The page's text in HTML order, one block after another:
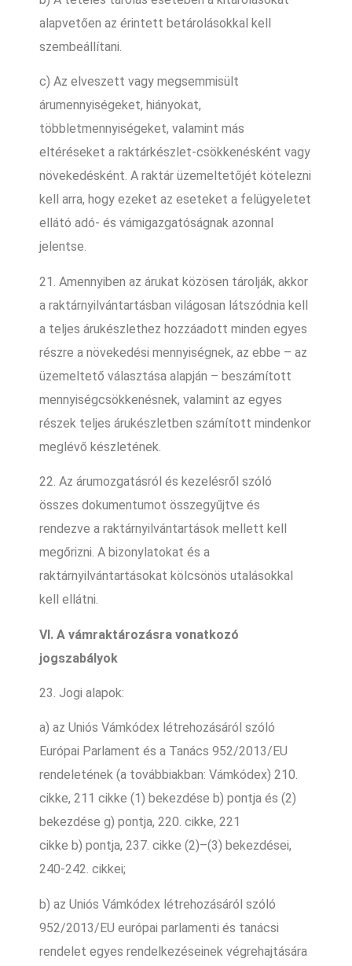
alapvetően az érintett betárolásokkal kell
szembeállítani.
c) Az elveszett vagy megsemmisült
árumennyiségeket, hiányokat,
többletmennyiségeket, valamint más
eltéréseket a raktárkészlet-csökkenésként vagy
növekedésként. A raktár üzemeltetőjét kötelezni
kell arra, hogy ezeket az eseteket a felügyeletet
ellátó adó- és vámigazgatóságnak azonnal
jelentse.
21. Amennyiben az árukat közösen tárolják, akkor
a raktárnyilvántartásban világosan látszódnia kell
a teljes árukészlethez hozzáadott minden egyes
részre a növekedési mennyiségnek, az ebbe – az
üzemeltető választása alapján – beszámított
mennyiségcsökkenésnek, valamint az egyes
részek teljes árukészletben számított mindenkor
meglévő készletének.
22. Az árumozgatásról és kezelésről szóló
összes dokumentumot összegyűjtve és
rendezve a raktárnyilvántartások mellett kell
megőrizni. A bizonylatokat és a
raktárnyilvántartásokat kölcsönös utalásokkal
kell ellátni.
VI. A vámraktározásra vonatkozó
jogszabályok
23. Jogi alapok:
a) az Uniós Vámkódex létrehozásáról szóló
Európai Parlament és a Tanács 952/2013/EU
rendeletének (a továbbiakban: Vámkódex) 210.
cikke, 211 cikke (1) bekezdése b) pontja és (2)
bekezdése g) pontja, 220. cikke, 221
cikke b) pontja, 237. cikke (2)–(3) bekezdései,
240-242. cikkei;
b) az Uniós Vámkódex létrehozásáról szóló
952/2013/EU európai parlamenti és tanácsi
rendelet egyes rendelkezéseinek végrehajtására